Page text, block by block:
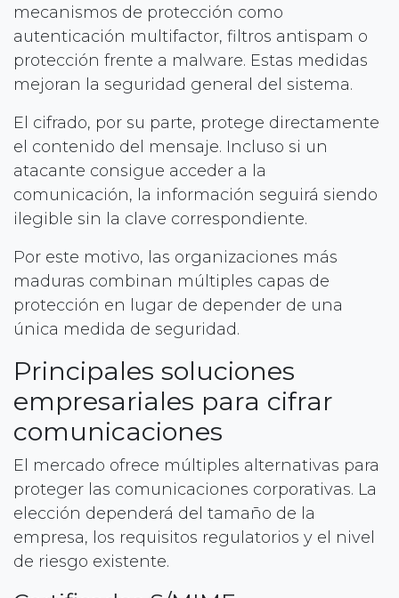
mecanismos de protección como
autenticación multifactor, filtros antispam o
protección frente a malware. Estas medidas
mejoran la seguridad general del sistema.
El cifrado, por su parte, protege directamente
el contenido del mensaje. Incluso si un
atacante consigue acceder a la
comunicación, la información seguirá siendo
ilegible sin la clave correspondiente.
Por este motivo, las organizaciones más
maduras combinan múltiples capas de
protección en lugar de depender de una
única medida de seguridad.
Principales soluciones
empresariales para cifrar
comunicaciones
El mercado ofrece múltiples alternativas para
proteger las comunicaciones corporativas. La
elección dependerá del tamaño de la
empresa, los requisitos regulatorios y el nivel
de riesgo existente.